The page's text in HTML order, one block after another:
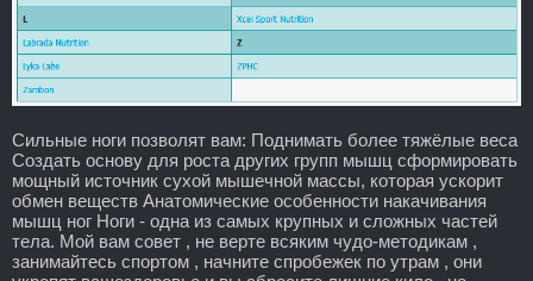
Сильные ноги позволят вам: Поднимать более тяжёлые веса
Создать основу для роста других групп мышц сформировать
мощный источник сухой мышечной массы, которая ускорит
обмен веществ Анатомические особенности накачивания
мышц ног Ноги - одна из самых крупных и сложных частей
тела. Мой вам совет , не верте всяким чудо-методикам ,
занимайтесь спортом , начните спробежек по утрам , они